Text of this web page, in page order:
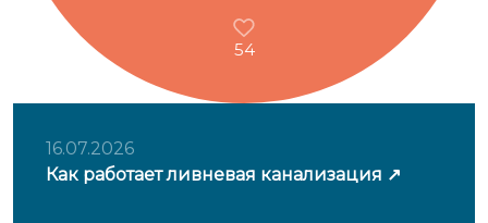
54
16.07.2026
Как работает ливневая канализация